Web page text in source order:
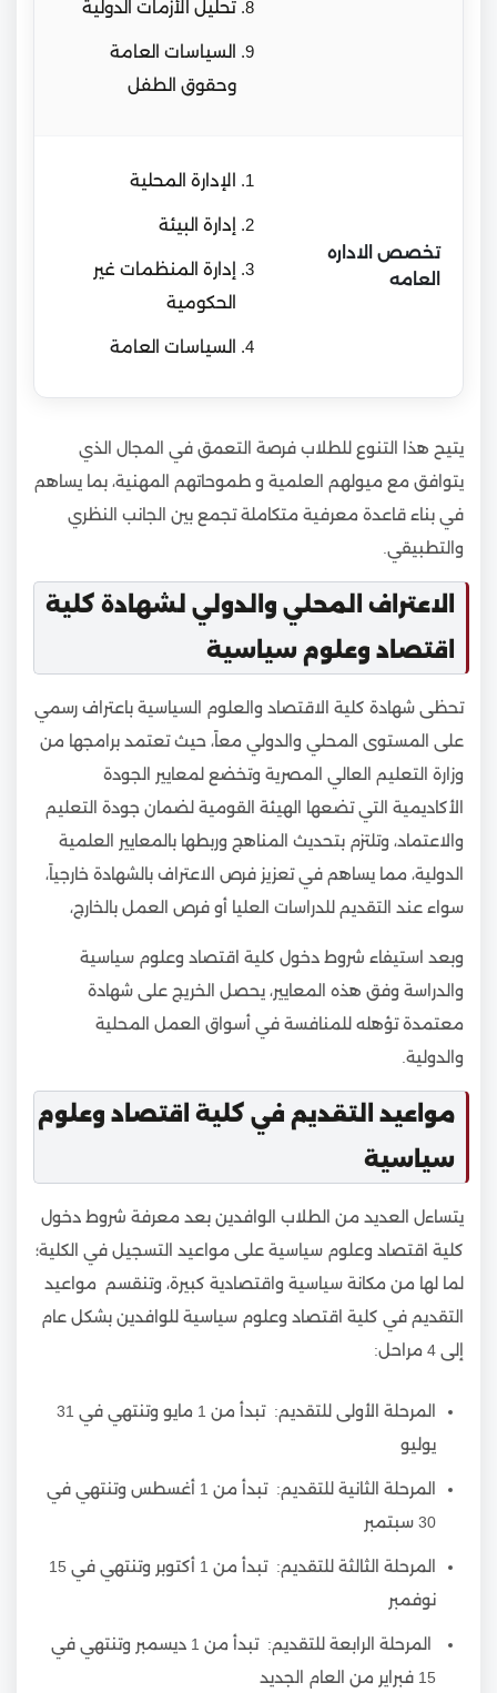
تحليل الأزمات الدولية
السياسات العامة
وحقوق الطفل
تخصص الاداره
العامه
الإدارة المحلية
إدارة البيئة
إدارة المنظمات غير
الحكومية
السياسات العامة
يتيح هذا التنوع للطلاب فرصة التعمق في المجال الذي
يتوافق مع ميولهم العلمية و طموحاتهم المهنية، بما يساهم
في بناء قاعدة معرفية متكاملة تجمع بين الجانب النظري
والتطبيقي.
الاعتراف المحلي والدولي لشهادة كلية
اقتصاد وعلوم سياسية
تحظى شهادة كلية الاقتصاد والعلوم السياسية باعتراف رسمي
على المستوى المحلي والدولي معاً، حيث تعتمد برامجها من
وزارة التعليم العالي المصرية وتخضع لمعايير الجودة
الأكاديمية التي تضعها الهيئة القومية لضمان جودة التعليم
والاعتماد، وتلتزم بتحديث المناهج وربطها بالمعايير العلمية
الدولية، مما يساهم في تعزيز فرص الاعتراف بالشهادة خارجياً،
سواء عند التقديم للدراسات العليا أو فرص العمل بالخارج،
وبعد استيفاء شروط دخول كلية اقتصاد وعلوم سياسية
والدراسة وفق هذه المعايير، يحصل الخريج على شهادة
معتمدة تؤهله للمنافسة في أسواق العمل المحلية
والدولية.
مواعيد التقديم في كلية اقتصاد وعلوم
سياسية
يتساءل العديد من الطلاب الوافدين بعد معرفة شروط دخول
كلية اقتصاد وعلوم سياسية على مواعيد التسجيل في الكلية؛
لما لها من مكانة سياسية واقتصادية كبيرة، وتنقسم مواعيد
التقديم في كلية اقتصاد وعلوم سياسية للوافدين بشكل عام
إلى 4 مراحل:
المرحلة الأولى للتقديم: تبدأ من 1 مايو وتنتهي في 31
يوليو
المرحلة الثانية للتقديم: تبدأ من 1 أغسطس وتنتهي في
30 سبتمبر
المرحلة الثالثة للتقديم: تبدأ من 1 أكتوبر وتنتهي في 15
نوفمبر
المرحلة الرابعة للتقديم: تبدأ من 1 ديسمبر وتنتهي في
15 فبراير من العام الجديد